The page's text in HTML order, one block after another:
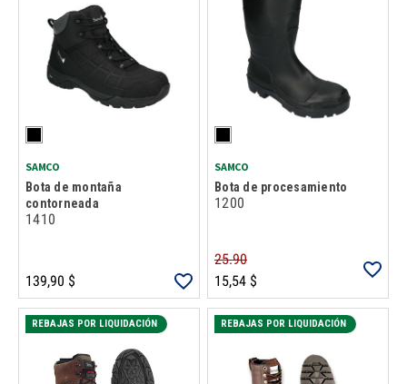
SAMCO
Bota de montaña
contorneada
1410
139,90 $
SAMCO
Bota de procesamiento
1200
25.90
15,54 $
REBAJAS POR LIQUIDACIÓN REBAJAS POR LIQUIDACIÓN